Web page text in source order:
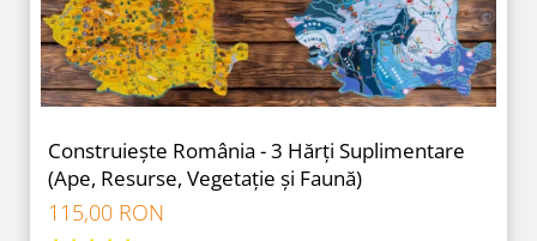
Construiește România - 3 Hărți Suplimentare
(Ape, Resurse, Vegetație și Faună)
115,00 RON